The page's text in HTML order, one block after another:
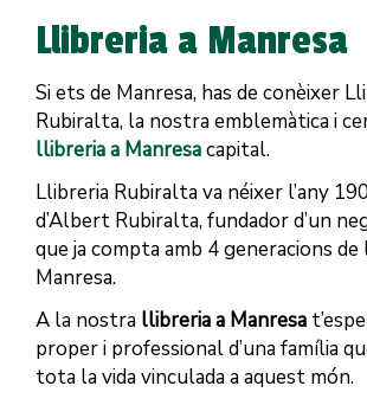
Llibreria a Manresa
Si ets de Manresa, has de conèixer
Rubiralta, la nostra emblemàtica i
llibreria a Manresacapital.
Llibreria Rubiralta va néixer l’any
d’Albert Rubiralta, fundador d’un
que ja compta amb 4 generacions
Manresa.
A la nostra llibreria a Manresa
proper i professional d’una família
tota la vida vinculada a aquest món.